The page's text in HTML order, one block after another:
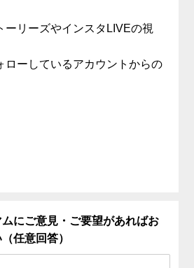
ーリーズやインスタLIVEの視
ローしているアカウントからの
にご意見・ご要望があればお
任意回答）